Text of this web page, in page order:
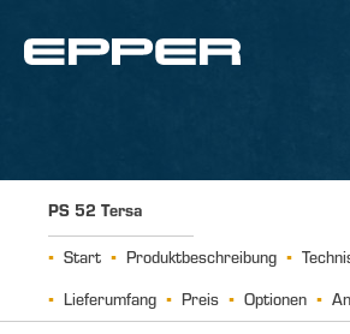
PS 52 Tersa
Start Produktbeschreibung
Lieferumfang
Preis Optionen